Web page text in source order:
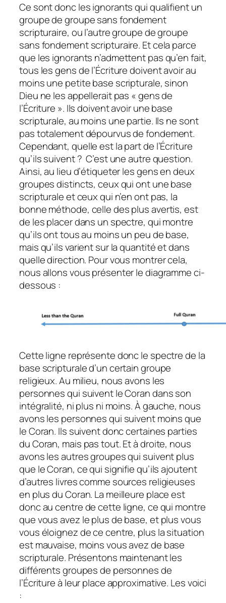
Ce sont donc les ignorants qui qualifient un
groupe de groupe sans fondement
scripturaire, ou l’autre groupe de groupe
sans fondement scripturaire. Et cela parce
que les ignorants n’admettent pas qu’en fait,
tous les gens de l’Écriture doivent avoir au
moins une petite base scripturale, sinon
Dieu ne les appellerait pas « gens de
l’Écriture ». Ils doivent avoir une base
scripturale, au moins une partie. Ils ne sont
pas totalement dépourvus de fondement.
Cependant, quelle est la part de l’Écriture
qu’ils suivent ? C’est une autre question.
Ainsi, au lieu d’étiqueter les gens en deux
groupes distincts, ceux qui ont une base
scripturale et ceux qui n’en ont pas, la
bonne méthode, celle des plus avertis, est
de les placer dans un spectre, qui montre
qu’ils ont tous au moins un peu de base,
mais qu’ils varient sur la quantité et dans
quelle direction. Pour vous montrer cela,
nous allons vous présenter le diagramme ci-
dessous :
Cette ligne représente donc le spectre de la
base scripturale d’un certain groupe
religieux. Au milieu, nous avons les
personnes qui suivent le Coran dans son
intégralité, ni plus ni moins. À gauche, nous
avons les personnes qui suivent moins que
le Coran. Ils suivent donc certaines parties
du Coran, mais pas tout. Et à droite, nous
avons les autres groupes qui suivent plus
que le Coran, ce qui signifie qu’ils ajoutent
d’autres livres comme sources religieuses
en plus du Coran. La meilleure place est
donc au centre de cette ligne, ce qui montre
que vous avez le plus de base, et plus vous
vous éloignez de ce centre, plus la situation
est mauvaise, moins vous avez de base
scripturale. Présentons maintenant les
différents groupes de personnes de
l’Écriture à leur place approximative. Les voici
: